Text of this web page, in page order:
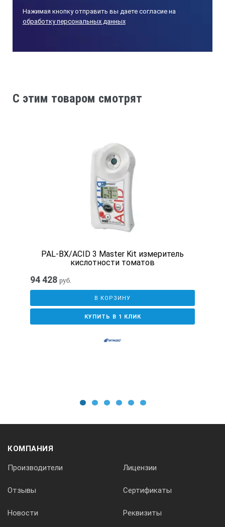
Нажимая кнопку отправить вы даете согласие на
обработку персональных данных
C этим товаром смотрят
PAL-BX/ACID 3 Master Kit измеритель
кислотности томатов
94 428 руб.
В КОРЗИНУ
КУПИТЬ В 1 КЛИК
КОМПАНИЯ
Производители Лицензии
Отзывы Сертификаты
Новости Реквизиты